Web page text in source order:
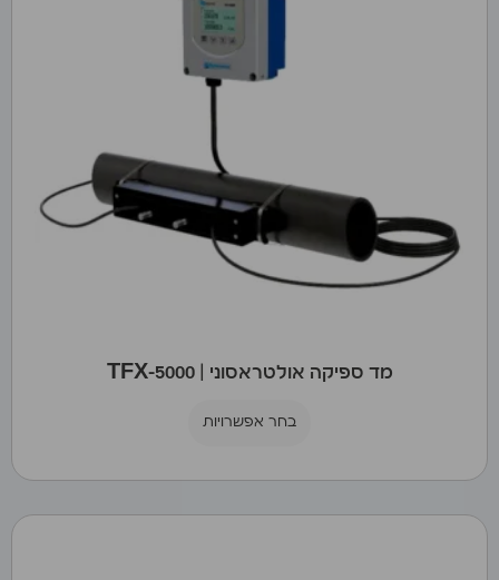
מד ספיקה אולטראסוני | TFX-5000
בחר אפשרויות